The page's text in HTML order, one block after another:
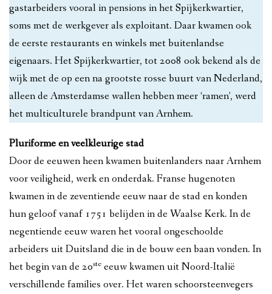
gastarbeiders vooral in pensions in het Spijkerkwartier,
soms met de werkgever als exploitant. Daar kwamen ook
de eerste restaurants en winkels met buitenlandse
eigenaars. Het Spijkerkwartier, tot 2008 ook bekend als de
wijk met de op een na grootste rosse buurt van Nederland,
alleen de Amsterdamse wallen hebben meer ‘ramen’, werd
het multiculturele brandpunt van Arnhem.
Pluriforme en veelkleurige stad
Door de eeuwen heen kwamen buitenlanders naar Arnhem
voor veiligheid, werk en onderdak. Franse hugenoten
kwamen in de zeventiende eeuw naar de stad en konden
hun geloof vanaf 1751 belijden in de Waalse Kerk. In de
negentiende eeuw waren het vooral ongeschoolde
arbeiders uit Duitsland die in de bouw een baan vonden. In
het begin van de 20ste eeuw kwamen uit Noord-Italië
verschillende families over. Het waren schoorsteenvegers